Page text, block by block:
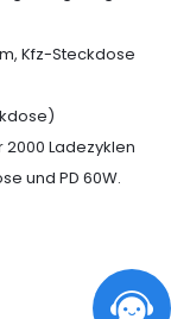
Kfz-Steckdose
Ladezyklen
und PD 60W.